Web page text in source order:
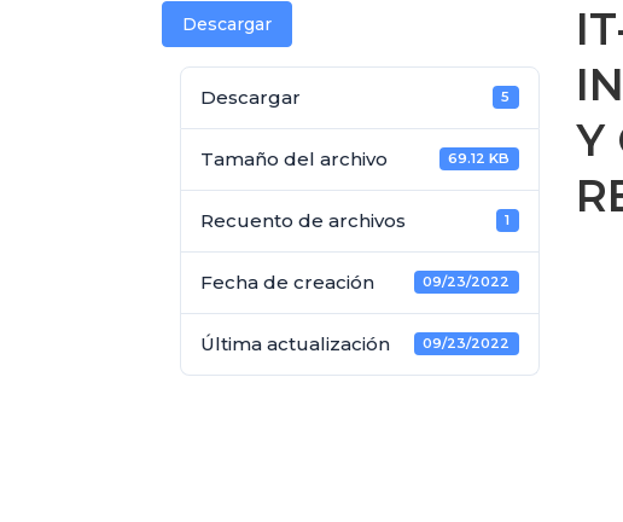
Descargar
Descargar 5
Tamaño del archivo 69.12 KB
Recuento de archivos 1
Fecha de creación 09/23/2022
Última actualización 09/23/2022
Y